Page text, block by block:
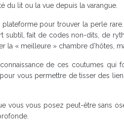
du lit ou la vue depuis la varangue.
pour trouver la perle
subtil, fait de codes non-dits, de
la « meilleure » chambre d’hôtes,
de ces coutumes qui
vous permettre de tisser des
vous vous posez peut-être sans